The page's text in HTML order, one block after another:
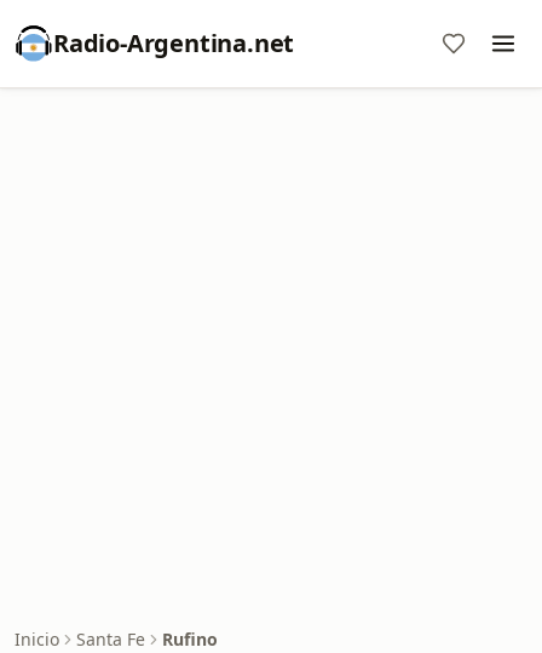
Radio-Argentina.net
Inicio Santa Fe Rufino